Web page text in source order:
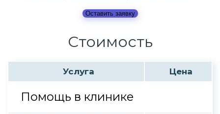
Оставить заявку
Стоимость
Услуга Цена
Помощь в клинике